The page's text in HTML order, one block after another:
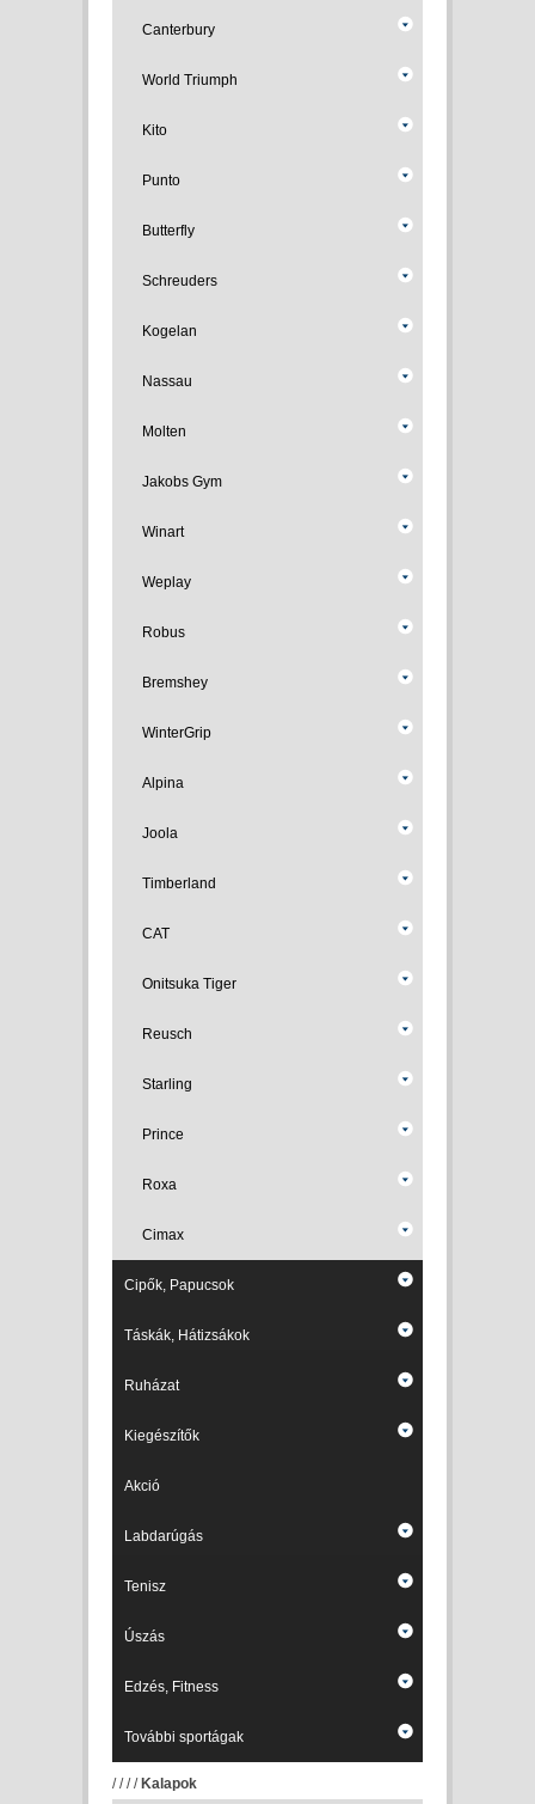
Canterbury
World Triumph
Kito
Punto
Butterfly
Schreuders
Kogelan
Nassau
Molten
Jakobs Gym
Winart
Weplay
Robus
Bremshey
WinterGrip
Alpina
Joola
Timberland
CAT
Onitsuka Tiger
Reusch
Starling
Prince
Roxa
Cimax
Cipők, Papucsok
Táskák, Hátizsákok
Ruházat
Kiegészítők
Akció
Labdarúgás
Tenisz
Úszás
Edzés, Fitness
További sportágak
//// Kalapok